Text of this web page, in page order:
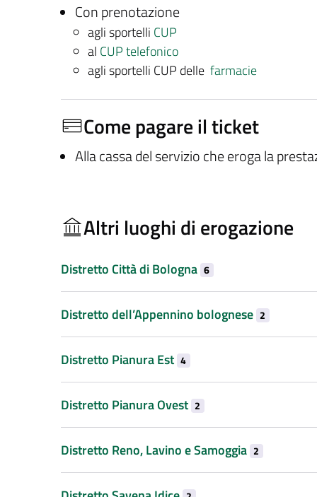
Con prenotazione
agli sportelli CUP
al CUP telefonico
agli sportelli CUP delle farmacie
Come pagare il ticket
Alla cassa del servizio che eroga la
Altri luoghi di erogazione
Distretto Città di Bologna 6
Distretto dell’Appennino bolognese 2
Distretto Pianura Est 4
Distretto Pianura Ovest 2
Distretto Reno, Lavino e Samoggia 2